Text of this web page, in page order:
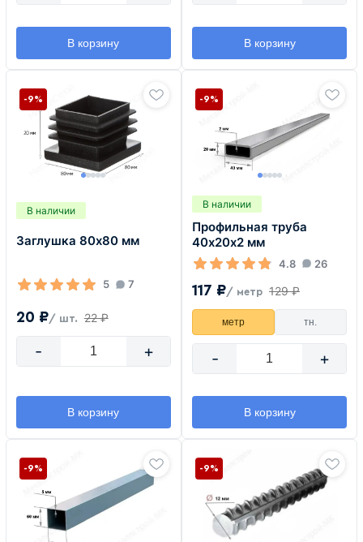
В корзину В корзину
В наличии
Заглушка 80х80 мм
5 7
20 ₽/ шт. 22 ₽
-9%
- +
В корзину
В наличии
Профильная труба
40х20х2 мм
4.8 26
117 ₽/ метр 129 ₽
-9%
метр тн.
- +
В корзину
-9% -9%